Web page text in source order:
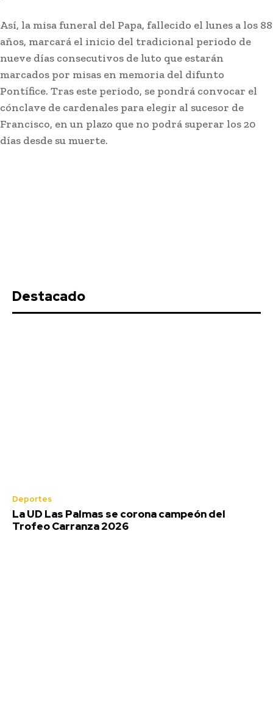
Así, la misa funeral del Papa, fallecido el lunes a los 88
años, marcará el inicio del tradicional periodo de
nueve días consecutivos de luto que estarán
marcados por misas en memoria del difunto
Pontífice. Tras este periodo, se pondrá convocar el
cónclave de cardenales para elegir al sucesor de
Francisco, en un plazo que no podrá superar los 20
días desde su muerte.
Destacado
Deportes
La UD Las Palmas se corona campeón del
Trofeo Carranza 2026